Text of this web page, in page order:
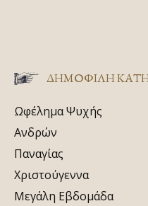
ΔΗΜΟΦΙΛΗ
Ωφέλημα Ψυχής
Ανδρών
Παναγίας
Χριστούγεννα
Μεγάλη Εβδομάδα